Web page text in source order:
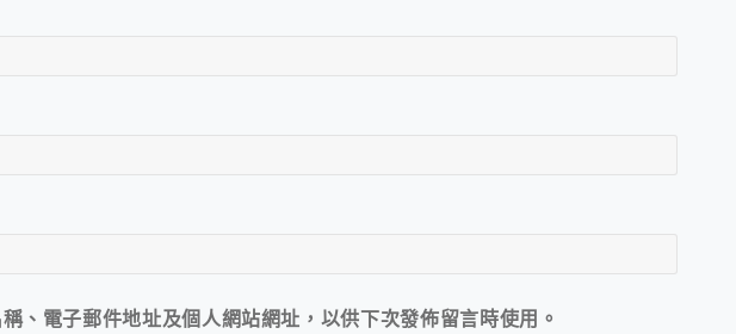
、電子郵件地址及個人網站網址，以供下次發佈留言時使用。